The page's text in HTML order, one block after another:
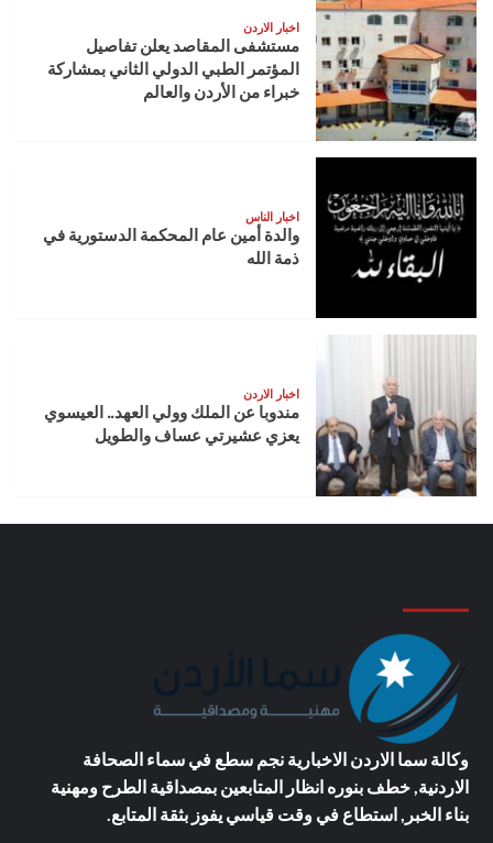
اخبار الاردن
مستشفى المقاصد يعلن تفاصيل
المؤتمر الطبي الدولي الثاني بمشاركة
خبراء من الأردن والعالم
اخبار الناس
والدة أمين عام المحكمة الدستورية في
ذمة الله
اخبار الاردن
مندوبا عن الملك وولي العهد.. العيسوي
يعزي عشيرتي عساف والطويل
وكالة سما الاردن الاخباريةنجم سطع في سماء الصحافة
الاردنية, خطف بنوره انظار المتابعين بمصداقية الطرح ومهنية
بناء الخبر, استطاع في وقت قياسي يفوز بثقة المتابع.